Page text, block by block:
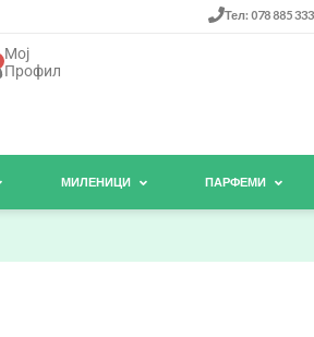
Тел: 078 885 333
Мој
Профил
МИЛЕНИЦИ ПАРФЕМИ